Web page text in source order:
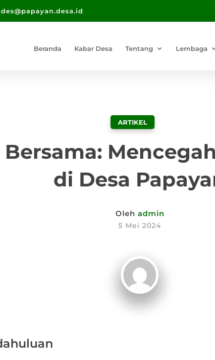
Beranda Kabar Desa Tentang Lembaga
ARTIKEL
di Desa
Oleh admin
5 Mei 2024